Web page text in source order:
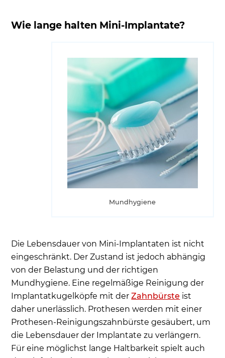
Wie lange halten Mini-Implantate?
Mundhygiene
Die Lebensdauer von Mini-Implantaten ist nicht
eingeschränkt. Der Zustand ist jedoch abhängig
von der Belastung und der richtigen
Mundhygiene. Eine regelmäßige Reinigung der
Implantatkugelköpfe mit derZahnbürste ist
daher unerlässlich. Prothesen werden mit einer
Prothesen-Reinigungszahnbürste gesäubert, um
die Lebensdauer der Implantate zu verlängern.
Für eine möglichst lange Haltbarkeit spielt auch